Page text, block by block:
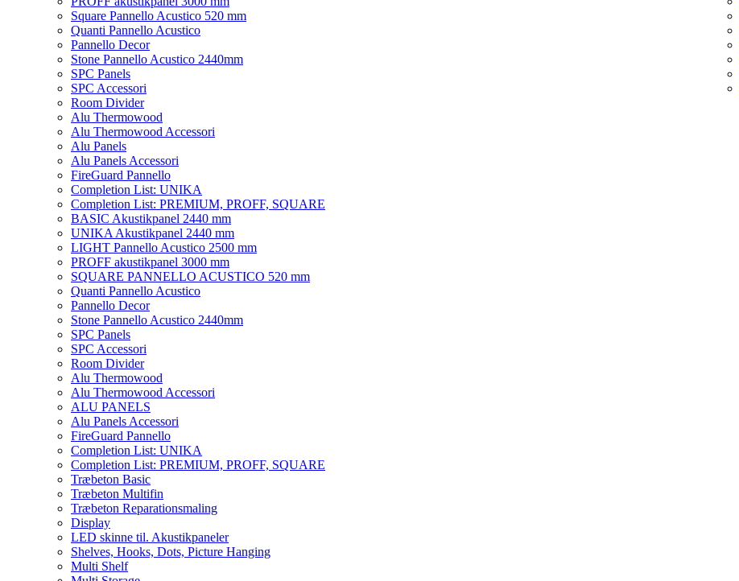
Square Pannello Acustico 520 mm
Quanti Pannello Acustico
Pannello Decor
Stone Pannello Acustico 2440mm
SPC Panels
SPC Accessori
Room Divider
Alu Thermowood
Alu Thermowood Accessori
Alu Panels
Alu Panels Accessori
FireGuard Pannello
Completion List: UNIKA
Completion List: PREMIUM, PROFF, SQUARE
BASIC Akustikpanel 2440 mm
UNIKA Akustikpanel 2440 mm
LIGHT Pannello Acustico 2500 mm
PROFF akustikpanel 3000 mm
SQUARE PANNELLO ACUSTICO 520 mm
Quanti Pannello Acustico
Pannello Decor
Stone Pannello Acustico 2440mm
SPC Panels
SPC Accessori
Room Divider
Alu Thermowood
Alu Thermowood Accessori
ALU PANELS
Alu Panels Accessori
FireGuard Pannello
Completion List: UNIKA
Completion List: PREMIUM, PROFF, SQUARE
Træbeton Basic
Træbeton Multifin
Træbeton Reparationsmaling
Display
LED skinne til. Akustikpaneler
Shelves, Hooks, Dots, Picture Hanging
Multi Shelf